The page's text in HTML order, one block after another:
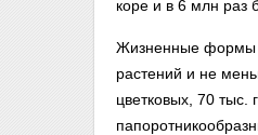
коре и в 6 млн раз
Жизненные формы
растений и не
цветковых, 70 тыс.